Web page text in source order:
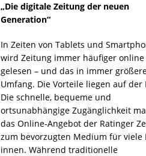
„Die digitale Zeitung der neuen
Generation“
In Zeiten von Tablets und
wird Zeitung immer häufiger online
gelesen – und das in immer
Umfang. Die Vorteile liegen auf der
Die schnelle, bequeme und
ortsunabhängige Zugänglichkeit
das Online-Angebot der Ratinger
zum bevorzugten Medium für viele
innen. Während traditionelle